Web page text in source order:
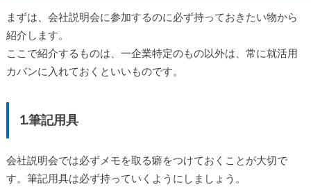
まずは、会社説明会に参加するのに必ず持っておきたい物から
紹介します。
ここで紹介するものは、一企業特定のもの以外は、常に就活用
カバンに入れておくといいものです。
1.筆記用具
会社説明会では必ずメモを取る癖をつけておくことが大切で
す。筆記用具は必ず持っていくようにしましょう。